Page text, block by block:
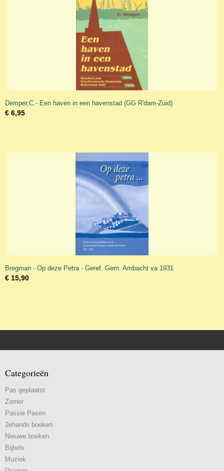
Demper,C.- Een haven in een havenstad (GG R'dam-Zuid)
€ 6,95
Bregman - Op deze Petra - Geref. Gem. Ambacht va 1931
€ 15,90
Categorieën
Pas geplaatst
Zomer
Passie Pasen
2ehands boeken
Nieuwe boeken
Bijbels
Muziek